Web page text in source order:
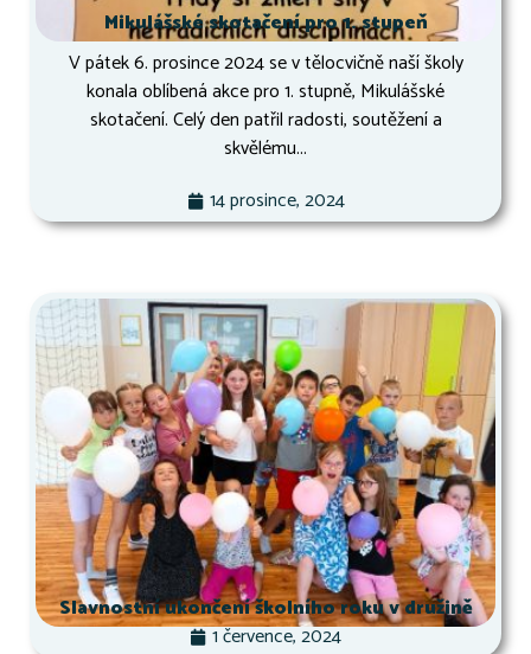
Mikulášské skotačení pro 1. stupeň
V pátek 6. prosince 2024 se v tělocvičně naší školy
konala oblíbená akce pro 1. stupně, Mikulášské
skotačení. Celý den patřil radosti, soutěžení a
skvělému...
14 prosince, 2024
Slavnostní ukončení školního roku v družině
1 července, 2024